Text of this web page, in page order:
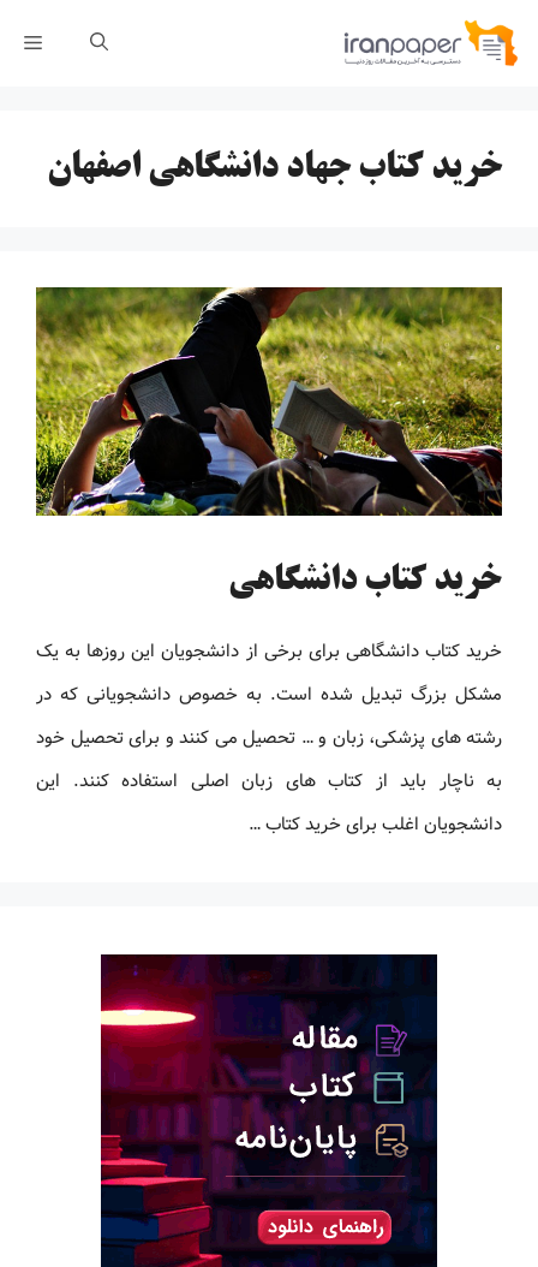
پرش
خرید کتاب جهاد دانشگاهی اصفهان
خرید کتاب دانشگاهی
خرید کتاب دانشگاهی برای برخی از دانشجویان این روزها به یک
مشکل بزرگ تبدیل شده است. به خصوص دانشجویانی که در
رشته های پزشکی، زبان و … تحصیل می کنند و برای تحصیل خود
به ناچار باید از کتاب های زبان اصلی استفاده کنند. این
دانشجویان اغلب برای خرید کتاب …